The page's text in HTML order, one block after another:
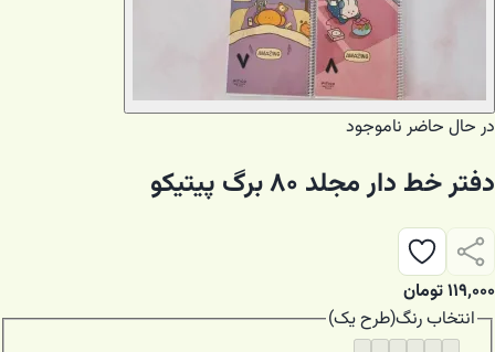
در حال حاضر ناموجود
دفتر خط دار مجلد ۸۰ برگ پیتیکو
۱۱۹٬۰۰۰تومان
انتخابرنگ(طرح یک)